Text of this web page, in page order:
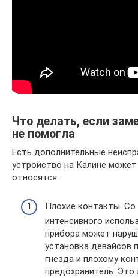
Что делать, если
не помогла
Есть дополнительные
устройство на Калине
относятся.
Плохие контакты. Со
интенсивного
прибора может
установка девайсов
гнезда и плохому
предохранитель. Это